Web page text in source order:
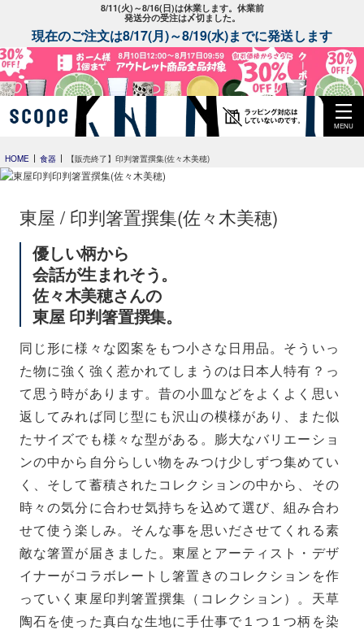
8/11(火)～8/16(日)は休業します。休業前
発送分の受注は〆切ました。
現在のご注文は8/17(月)～8/19(水)までに発送します
MENU
HOME 食器 【販売終了】印判箸置撰集(佐々木美穂)
東屋 / 印判箸置撰集(佐々木美穂)
優しい柄から
会話が生まれそう。
佐々木美穂さんの
東屋 印判箸置撰集。
同じ形に様々な図案をもつ小さな日用品。そういっ
た物に強く強く惹かれてしまうのは日本人特有？っ
て思う時があります。昔の小皿などをよくよく思い
返してみれば同じ型にも沢山の模様があり、また似
たサイズでも様々な型がある。膨大なバリエーショ
ンの中から自分らしい物をみつけ少しずつ集めてい
く、そして蓄積されたコレクションの中から、その
時々の気分に合わせ気持ちを込めて選び、組み合わ
せて使う楽しみ。そんな事を思いださせてくれる素
敵な箸置が届きました。東屋とアーティスト・デザ
イナーがコラボレートし箸置きのコレクションを作
っていく東屋印判箸置撰集（コレクション）。天草
陶石を使った真白な生地に手仕事で１つ１つ柄を染